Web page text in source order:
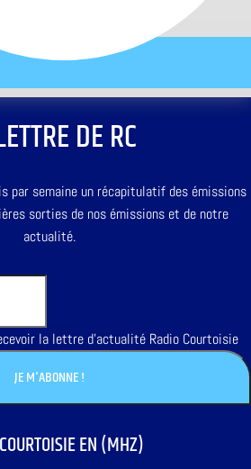
DE RC
par semaine un récapitulatif des émissions
sorties de nos émissions et de notre
actualité.
la lettre d'actualité Radio Courtoisie
EN (MHZ)